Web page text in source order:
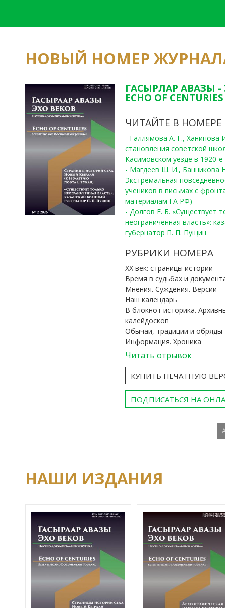
НОВЫЙ НОМЕР
ГАСЫРЛАР АВАЗЫ -
ECHO OF
ЧИТАЙТЕ В НОМЕРЕ
- Галлямова А. Г.,
становления советской
Касимовском уезде в 1920-е
- Магдеев Ш. И., Банникова
Экстремальная
учеников в письмах с
материалам ГА РФ)
- Долгов Е. Б. «Существует
неограниченная власть»:
губернатор П. П. Пущин
РУБРИКИ НОМЕРА
ХХ век: страницы истории
Время в судьбах и
Мнения. Суждения. Версии
Наш календарь
В блокнот историка.
калейдоскоп
Обычаи, традиции и обряды
Информация. Хроника
Читать отрывок
КУПИТЬ ПЕЧАТНУЮ
ПОДПИСАТЬСЯ НА
НАШИ ИЗДАНИЯ